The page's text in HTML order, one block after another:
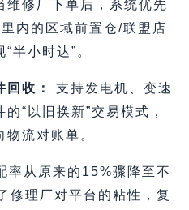
维修厂下单后，系统优先
内的区域前置仓/联盟店
半小时达”。
收：
支持发电机、变速
“以旧换新”交易模式，
流对账单。
率从原来的15%骤降至不
修理厂对平台的粘性，复